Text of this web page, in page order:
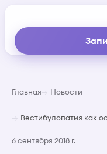
Главная Новости
Вестибулопатия как
6 сентября 2018 г.